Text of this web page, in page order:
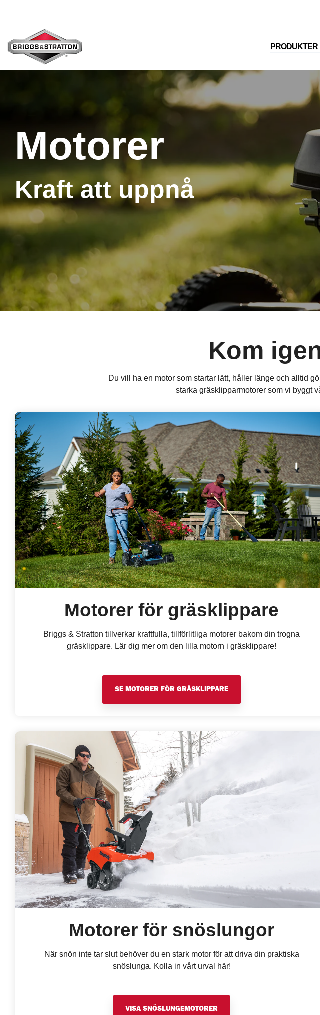
content.
PRODUKTER
Motorer
Kraft att uppnå
Kom
Du vill ha en motor som startar lätt, håller länge och alltid
starka gräsklipparmotorer som vi byggt
Motorer för gräsklippare
Briggs & Stratton tillverkar kraftfulla, tillförlitliga motorer bakom din trogna
gräsklippare. Lär dig mer om den lilla motorn i gräsklippare!
SE MOTORER FÖR GRÄSKLIPPARE
Motorer för snöslungor
När snön inte tar slut behöver du en stark motor för att driva din praktiska
snöslunga. Kolla in vårt urval här!
VISA SNÖSLUNGEMOTORER